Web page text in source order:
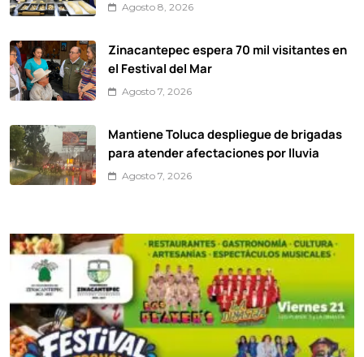
Agosto 8, 2026
Zinacantepec espera 70 mil visitantes en
el Festival del Mar
Agosto 7, 2026
Mantiene Toluca despliegue de brigadas
para atender afectaciones por lluvia
Agosto 7, 2026